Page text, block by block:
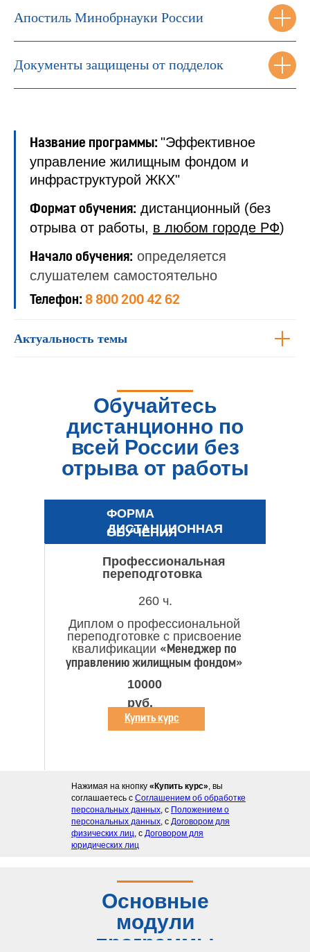
Апостиль Минобрнауки России
Документы защищены от подделок
Название программы: "Эффективное
управление жилищным фондом и
инфраструктурой ЖКХ"
Формат обучения: дистанционный (без
отрыва от работы, в любом городе РФ)
Начало обучения: определяется
слушателем самостоятельно
Телефон: 8 800 200 42 62
Актуальность темы
Обучайтесь
дистанционно по
всей России без
отрыва от работы
ФОРМА
ОБУЧЕНИЯ
ДИСТАНЦИОННАЯ
Профессиональная
переподготовка
Диплом о профессиональной
переподготовке с присвоение
квалификации «Менеджер по
управлению жилищным фондом»
260 ч.
10000
руб.
Купить курс
Нажимая на кнопку «Купить курс», вы
соглашаетесь с Соглашением об обработке
персональных данных, с Положением о
персональных данных, с Договором для
физических лиц, с Договором для
юридических лиц
Основные
модули
программы